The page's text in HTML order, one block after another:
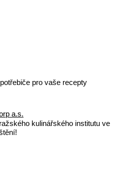
pro vaše recepty
a.s.
kulinářského institutu ve